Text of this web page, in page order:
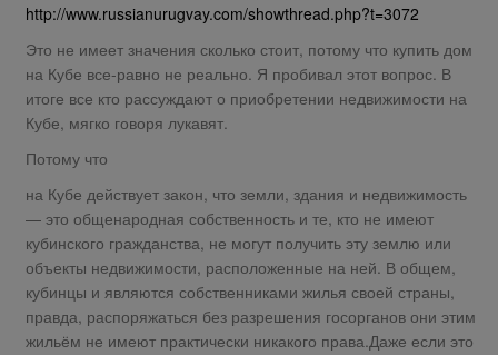
http://www.russianurugvay.com/showthread.php?t=3072
Это не имеет значения сколько стоит, потому что купить дом
на Кубе все-равно не реально. Я пробивал этот вопрос. В
итоге все кто рассуждают о приобретении недвижимости на
Кубе, мягко говоря лукавят.
Потому что
на Кубе действует закон, что земли, здания и недвижимость
— это общенародная собственность и те, кто не имеют
кубинского гражданства, не могут получить эту землю или
объекты недвижимости, расположенные на ней. В общем,
кубинцы и являются собственниками жилья своей страны,
правда, распоряжаться без разрешения госорганов они этим
жильём не имеют практически никакого права.Даже если это